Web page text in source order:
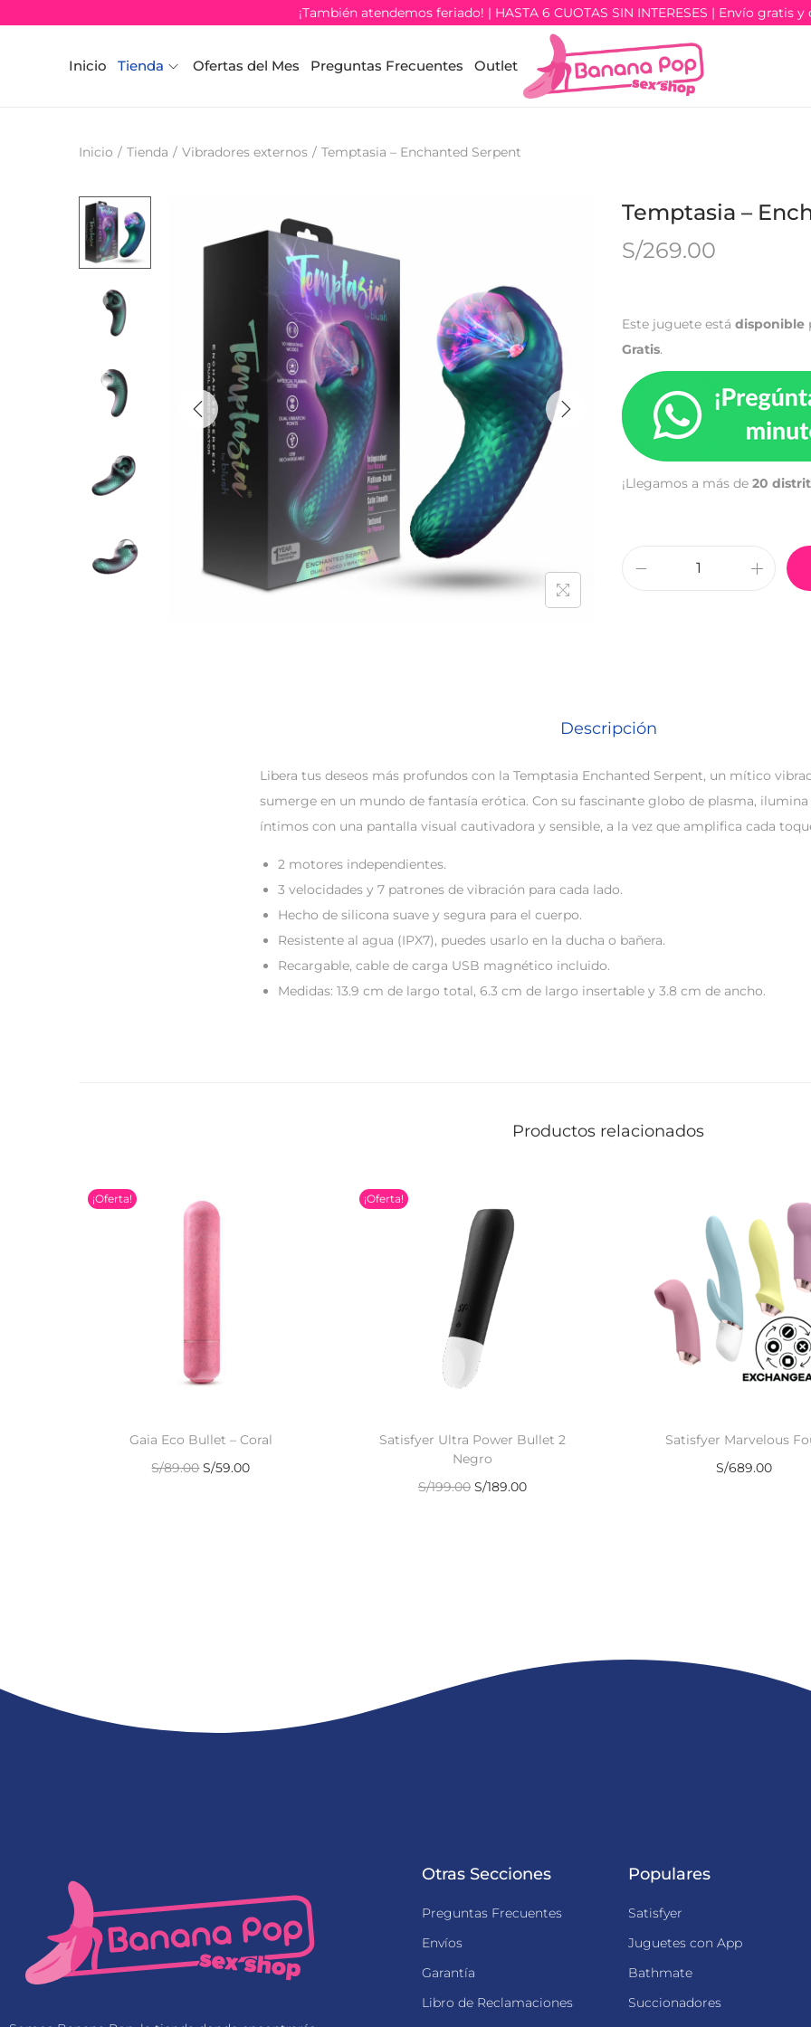
¡También atendemos feriado! | HASTA 6 CUOTAS SIN INTERESES | Envío gratis
Inicio Tienda Ofertas del Mes Preguntas Frecuentes Outlet
Inicio / Tienda / Vibradores externos / Temptasia – Enchanted Serpent
Temptasia –
S/269.00
Este juguete está disponible
Gratis.
¡Llegamos a más de 20
Descripción
Libera tus deseos más profundos con la Temptasia Enchanted Serpent, un mítico
sumerge en un mundo de fantasía erótica. Con su fascinante globo de plasma,
íntimos con una pantalla visual cautivadora y sensible, a la vez que amplifica cada
2 motores independientes.
3 velocidades y 7 patrones de vibración para cada lado.
Hecho de silicona suave y segura para el cuerpo.
Resistente al agua (IPX7), puedes usarlo en la ducha o bañera.
Recargable, cable de carga USB magnético incluido.
Medidas: 13.9 cm de largo total, 6.3 cm de largo insertable y 3.8 cm de ancho.
Productos relacionados
¡Oferta!
Gaia Eco Bullet – Coral
S/89.00 S/59.00
¡Oferta!
Satisfyer Ultra Power Bullet 2
Negro
S/199.00 S/189.00
Satisfyer Marvelous
S/689.00
Otras Secciones
Preguntas Frecuentes
Envíos
Garantía
Libro de Reclamaciones
Populares
Satisfyer
Juguetes con App
Bathmate
Succionadores